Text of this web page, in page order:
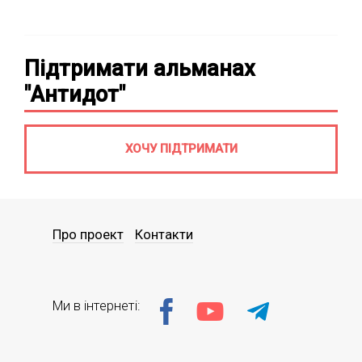
Підтримати альманах
"Антидот"
ХОЧУ ПІДТРИМАТИ
Про проект Контакти
Ми в інтернеті: